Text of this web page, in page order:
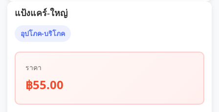
แป้งแคร์-ใหญ่
อุปโภค-บริโภค
ราคา
฿55.00